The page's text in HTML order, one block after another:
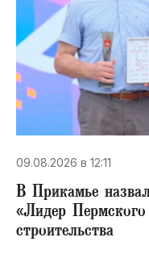
09.08.2026 в 12:11
В Прикамье
«Лидер
строительства